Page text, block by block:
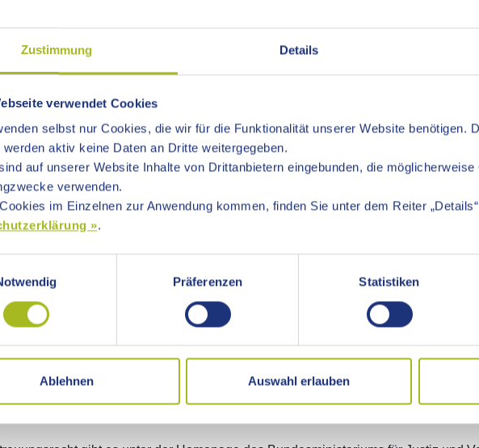
Zustimmung Details
verwendet Cookies
selbst nur Cookies, die wir für die Funktionalität unserer Website benötigen.
werden aktiv keine Daten an Dritte weitergegeben.
auf unserer Website Inhalte von Drittanbietern eingebunden, die möglicherweise
verwenden.
im Einzelnen zur Anwendung kommen, finden Sie unter dem Reiter
».
Präferenzen Statistiken
Ablehnen Auswahl erlauben
des Familienrechts, welches sich mit der Errichtung von rechtlichen
oder seelischer Behinderung nicht in der Lage sind, ihre persönlichen oder
ist die Betreuungsgerichtshilfe. D.h., auf Aufforderung vom
innerhalb von Betreuungsverfahren Stellungnahmen, sog.
berät die Betreuungsbehörde zu Fragen zur rechtlichen Betreuung, zu
können durch die Betreuungsbehörde öffentlich beglaubigt werden.
und bestellte rechtliche (ehrenamtliche) Betreuerinnen und Betreuer stehen
der Betreuungsbehörde zusammengefasst:
- Unterstützung des Betreuungsgerichts durch Sachverhaltsermittlungen und
von Betreuerinnen, Betreuern und Bevollmächtigten
über Vorsorgevollmachten und Betreuungsverfügungen
und Handzeichen auf Vorsorgevollmachten und Betreuungsverfügungen
und Auswahl neuer Berufsbetreuer/innen
das Betreuungsgericht